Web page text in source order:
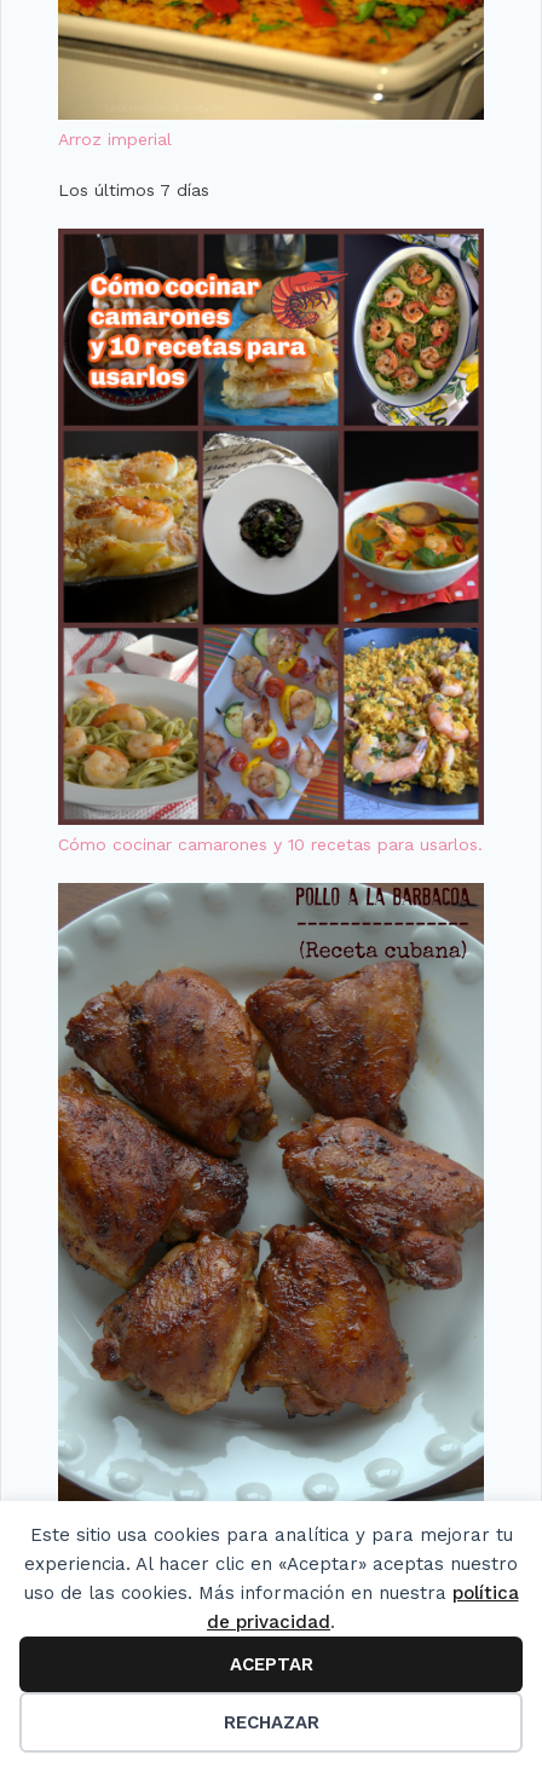
Este sitio usa cookies para analítica y para mejorar tu
experiencia. Al hacer clic en «Aceptar» aceptas nuestro
uso de las cookies. Más información en nuestra política
de privacidad.
ACEPTAR
RECHAZAR
Arroz imperial
Los últimos 7 días
Cómo cocinar camarones y 10 recetas para usarlos.
Pollo a la barbacoa. Receta cubana